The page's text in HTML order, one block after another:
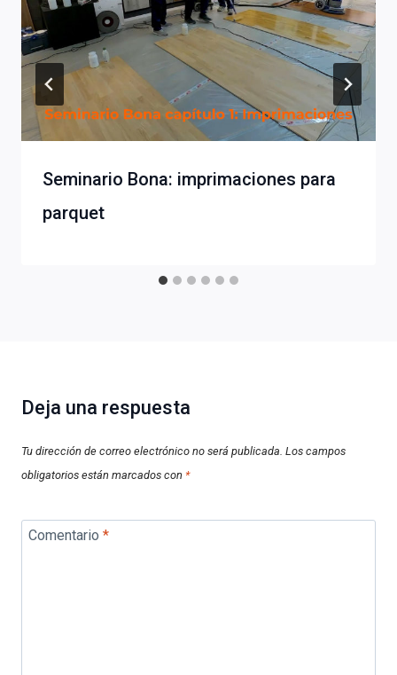
Seminario Bona: imprimaciones para
parquet
Deja una respuesta
Tu dirección de correo electrónico no será publicada. Los campos
obligatorios están marcados con *
Comentario *